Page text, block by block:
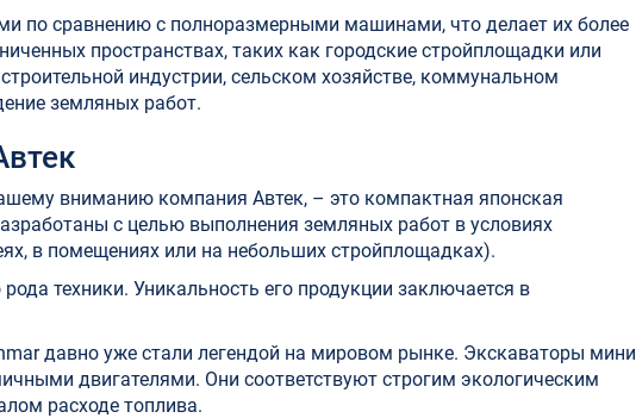
по сравнению с полноразмерными машинами, что делает их более
пространствах, таких как городские стройплощадки или
индустрии, сельском хозяйстве, коммунальном
земляных работ.
вниманию компания Автек, – это компактная японская
с целью выполнения земляных работ в условиях
в помещениях или на небольших стройплощадках).
техники. Уникальность его продукции заключается в
давно уже стали легендой на мировом рынке. Экскаваторы мини
двигателями. Они соответствуют строгим экологическим
расходе топлива.